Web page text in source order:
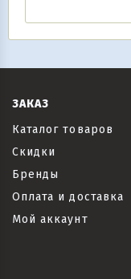
ЗАКАЗ
Каталог товаров
Скидки
Бренды
Оплата и доставка
Мой аккаунт